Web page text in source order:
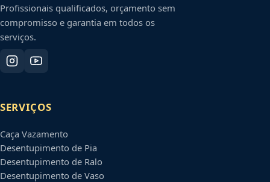
Profissionais qualificados, orçamento sem
compromisso e garantia em todos os
serviços.
SERVIÇOS
Caça Vazamento
Desentupimento de Pia
Desentupimento de Ralo
Desentupimento de Vaso